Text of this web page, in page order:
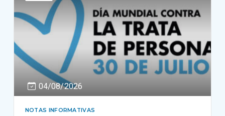
04/08/2026
NOTAS INFORMATIVAS